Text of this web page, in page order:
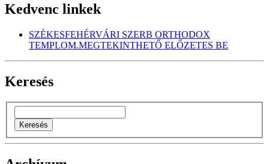
Kedvenc linkek
SZÉKESFEHÉRVÁRI SZERB ORTHODOX
TEMPLOM.MEGTEKINTHETŐ ELŐZETES BE
Keresés